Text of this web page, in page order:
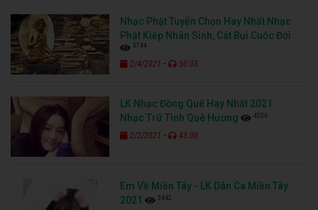
Nhạc Phật Tuyển Chọn Hay Nhất Nhạc
Phật Kiếp Nhân Sinh, Cát Bụi Cuộc Đời
3744
2/4/2021 - 50:03
LK Nhạc Đồng Quê Hay Nhất 2021
Nhạc Trữ Tình Quê Hương
4256
2/2/2021 - 43:00
Em Về Miền Tây - LK Dân Ca Miền Tây
2021
3442